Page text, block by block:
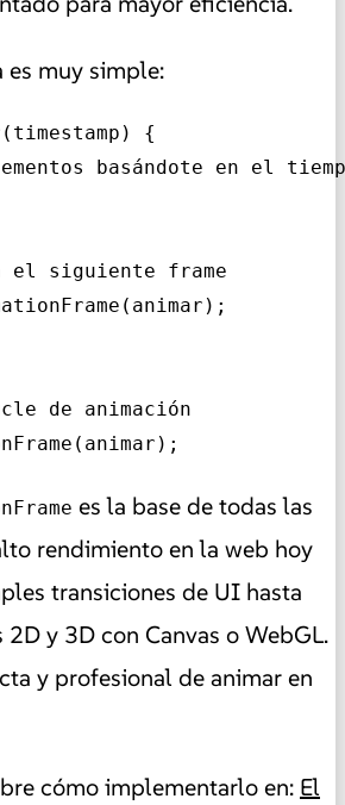
es muy simple:
{
basándote en el
el siguiente frame
de animación
es la base de todas las
rendimiento en la web hoy
transiciones de UI hasta
y 3D con Canvas o WebGL.
y profesional de animar en
cómo implementarlo en: El